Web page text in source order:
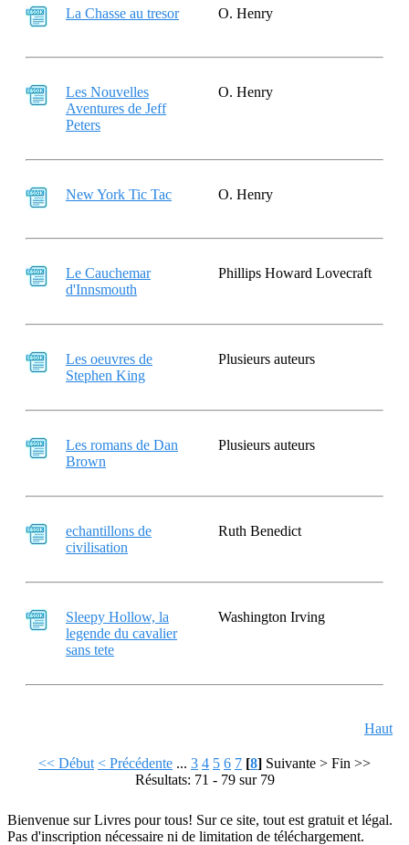
La Chasse au tresor O. Henry
Les Nouvelles
Aventures de Jeff
Peters
O. Henry
New York Tic Tac O. Henry
Le Cauchemar
d'Innsmouth
Phillips Howard Lovecraft
Les oeuvres de
Stephen King
Plusieurs auteurs
Les romans de Dan
Brown
Plusieurs auteurs
echantillons de
civilisation
Ruth Benedict
Sleepy Hollow, la
legende du cavalier
sans tete
Washington Irving
Haut
<< Début < Précédente ... 3 4 5 6 7 [8] Suivante > Fin >>
Résultats: 71 - 79 sur 79
Bienvenue sur Livres pour tous! Sur ce site, tout est gratuit et légal.
Pas d'inscription nécessaire ni de limitation de téléchargement.